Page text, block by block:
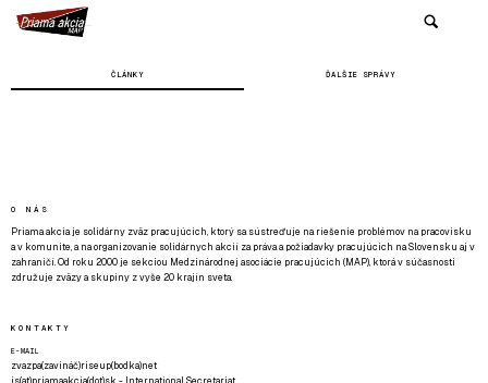
ČLÁNKY ĎALŠIE SPRÁVY
O NÁS
Priama akcia je solidárny zväz pracujúcich, ktorý sa sústreďuje na riešenie problémov na pracovisku
a v komunite, a na organizovanie solidárnych akcií za práva a požiadavky pracujúcich na Slovensku aj v
zahraničí. Od roku 2000 je sekciou Medzinárodnej asociácie pracujúcich (MAP), ktorá v súčasnosti
združuje zväzy a skupiny z vyše 20 krajín sveta.
KONTAKTY
E-MAIL
zvazpa(zavináč)riseup(bodka)net